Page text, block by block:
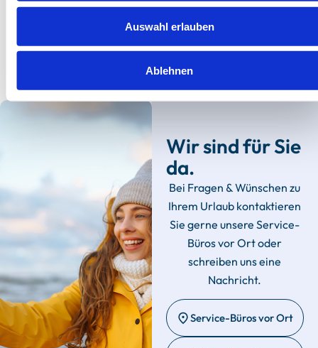
Auswahl erlauben
Ablehnen
Herausragend
34 Bewertungen
Wir sind für Sie
da.
Bei Fragen & Wünschen zu
Ihrem Urlaub kontaktieren
Sie gerne unsere Service-
Büros vor Ort oder
schreiben uns eine
Nachricht.
Service-Büros vor Ort